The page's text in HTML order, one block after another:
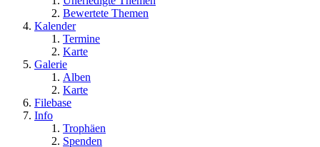
Bewertete Themen
Kalender
Termine
Karte
Galerie
Alben
Karte
Filebase
Info
Trophäen
Spenden